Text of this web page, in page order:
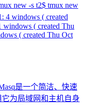
new -s t2$ tmux new
4 windows ( created
( created Thu
( created Thu Oct
是一个简洁、快速
为局域网和主机自身